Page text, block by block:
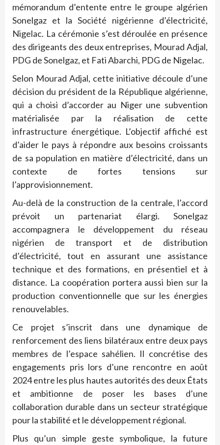
mémorandum d’entente entre le groupe algérien
Sonelgaz et la Société nigérienne d’électricité,
Nigelac. La cérémonie s’est déroulée en présence
des dirigeants des deux entreprises, Mourad Adjal,
PDG de Sonelgaz, et Fati Abarchi, PDG de Nigelac.
Selon Mourad Adjal, cette initiative découle d’une
décision du président de la République algérienne,
qui a choisi d’accorder au Niger une subvention
matérialisée par la réalisation de cette
infrastructure énergétique. L’objectif affiché est
d’aider le pays à répondre aux besoins croissants
de sa population en matière d’électricité, dans un
contexte de fortes tensions sur
l’approvisionnement.
Au-delà de la construction de la centrale, l’accord
prévoit un partenariat élargi. Sonelgaz
accompagnera le développement du réseau
nigérien de transport et de distribution
d’électricité, tout en assurant une assistance
technique et des formations, en présentiel et à
distance. La coopération portera aussi bien sur la
production conventionnelle que sur les énergies
renouvelables.
Ce projet s’inscrit dans une dynamique de
renforcement des liens bilatéraux entre deux pays
membres de l’espace sahélien. Il concrétise des
engagements pris lors d’une rencontre en août
2024 entre les plus hautes autorités des deux États
et ambitionne de poser les bases d’une
collaboration durable dans un secteur stratégique
pour la stabilité et le développement régional.
Plus qu’un simple geste symbolique, la future